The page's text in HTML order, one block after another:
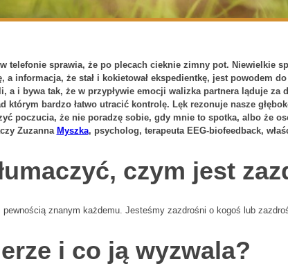
telefonie sprawia, że po plecach cieknie zimny pot. Niewielkie
a informacja, że stał i kokietował ekspedientkę, jest powodem do
a i bywa tak, że w przypływie emocji walizka partnera ląduje za
którym bardzo łatwo utracić kontrolę. Lęk rezonuje nasze
poczucia, że nie poradzę sobie, gdy mnie to spotka, albo że
Zuzanna Myszka, psycholog, terapeuta EEG-biofeedback,
czym jest
znanym każdemu. Jesteśmy zazdrośni o kogoś lub
i co ją wyzwala?